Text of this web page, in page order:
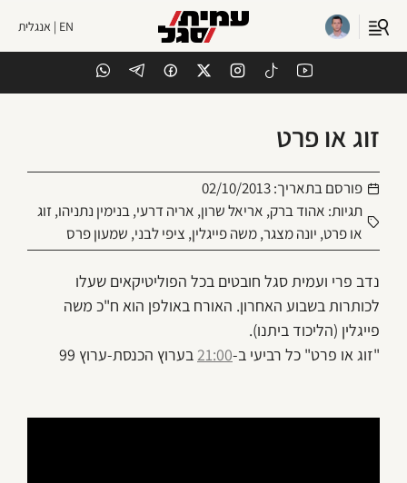
EN | אנגלית
זוג או פרט
פורסם בתאריך:02/10/2013
תגיות: אהוד ברק, אריאל שרון, אריה דרעי,בנימין נתניהו,זוג
או פרט, יונה מצגר,משה פייגלין, ציפי לבני, שמעון פרס
נדב פרי ועמית סגל חובטים בכל הפוליטיקאים שעלו
לכותרות בשבוע האחרון. האורח באולפן הוא ח"כ משה
פייגלין (הליכוד ביתנו).
"זוג או פרט" כל רביעי ב-21:00בערוץ הכנסת-ערוץ 99